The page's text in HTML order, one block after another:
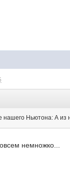
нашего Ньютона: А
немножко...